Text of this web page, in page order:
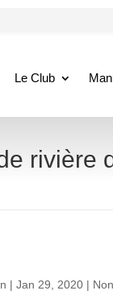
Le Club
rivière
|Jan 29, 2020 |